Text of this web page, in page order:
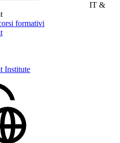
IT &
formativi
Institute